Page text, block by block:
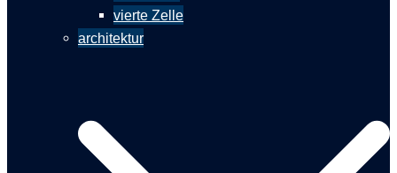
vierte Zelle
architektur